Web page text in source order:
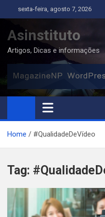
to
content
sexta-feira, agosto 7, 2026
Asinstituto
Artigos, Dicas e informações
Home #QualidadeDeVídeo
Tag: